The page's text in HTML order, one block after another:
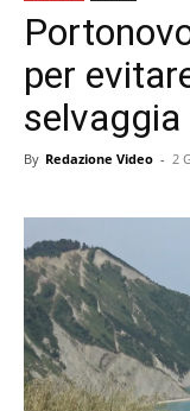
per
selvaggia
By Redazione Video - 2